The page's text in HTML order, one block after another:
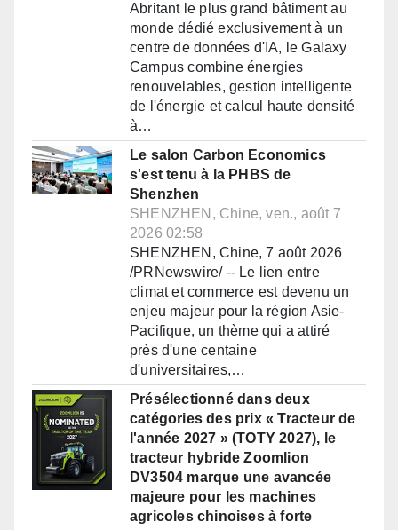
Abritant le plus grand bâtiment au
monde dédié exclusivement à un
centre de données d'IA, le Galaxy
Campus combine énergies
renouvelables, gestion intelligente
de l'énergie et calcul haute densité
à…
Le salon Carbon Economics
s'est tenu à la PHBS de
Shenzhen
SHENZHEN, Chine, ven., août 7
2026 02:58
SHENZHEN, Chine, 7 août 2026
/PRNewswire/ -- Le lien entre
climat et commerce est devenu un
enjeu majeur pour la région Asie-
Pacifique, un thème qui a attiré
près d'une centaine
d'universitaires,…
Présélectionné dans deux
catégories des prix « Tracteur de
l'année 2027 » (TOTY 2027), le
tracteur hybride Zoomlion
DV3504 marque une avancée
majeure pour les machines
agricoles chinoises à forte